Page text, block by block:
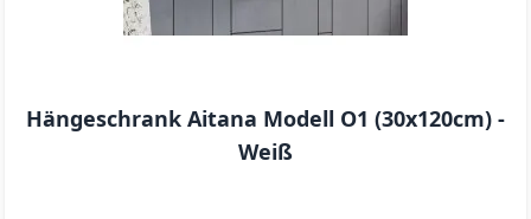
Hängeschrank Aitana Modell O1 (30x120cm) -
Weiß